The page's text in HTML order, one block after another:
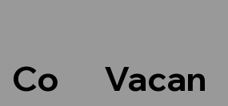
Co
Vacan